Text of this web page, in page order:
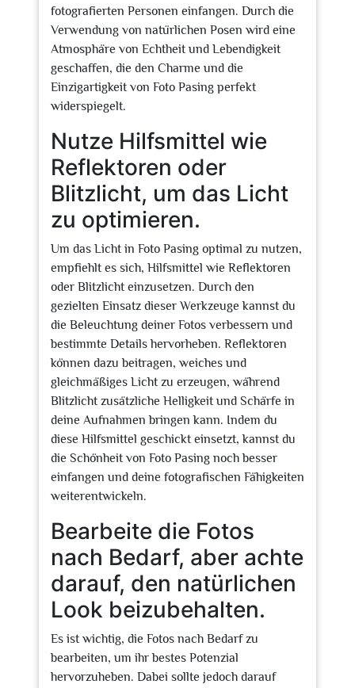
fotografierten Personen einfangen. Durch die
Verwendung von natürlichen Posen wird eine
Atmosphäre von Echtheit und Lebendigkeit
geschaffen, die den Charme und die
Einzigartigkeit von Foto Pasing perfekt
widerspiegelt.
Nutze Hilfsmittel wie
Reflektoren oder
Blitzlicht, um das Licht
zu optimieren.
Um das Licht in Foto Pasing optimal zu nutzen,
empfiehlt es sich, Hilfsmittel wie Reflektoren
oder Blitzlicht einzusetzen. Durch den
gezielten Einsatz dieser Werkzeuge kannst du
die Beleuchtung deiner Fotos verbessern und
bestimmte Details hervorheben. Reflektoren
können dazu beitragen, weiches und
gleichmäßiges Licht zu erzeugen, während
Blitzlicht zusätzliche Helligkeit und Schärfe in
deine Aufnahmen bringen kann. Indem du
diese Hilfsmittel geschickt einsetzt, kannst du
die Schönheit von Foto Pasing noch besser
einfangen und deine fotografischen Fähigkeiten
weiterentwickeln.
Bearbeite die Fotos
nach Bedarf, aber achte
darauf, den natürlichen
Look beizubehalten.
Es ist wichtig, die Fotos nach Bedarf zu
bearbeiten, um ihr bestes Potenzial
hervorzuheben. Dabei sollte jedoch darauf